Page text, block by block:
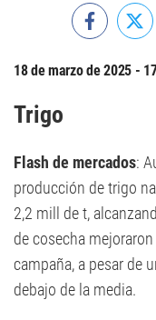
18 de marzo de 2025 -
Trigo
Flash de mercados:
producción de trigo
2,2 mill de t,
de cosecha
campaña, a pesar de
debajo de la media.